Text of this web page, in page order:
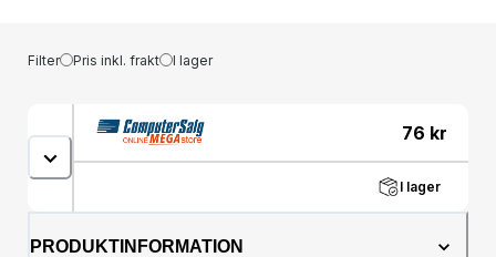
Filter Pris inkl. frakt I lager
76 kr
I lager
PRODUKTINFORMATION